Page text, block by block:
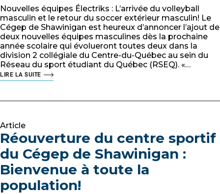
Nouvelles équipes Électriks : L’arrivée du volleyball
masculin et le retour du soccer extérieur masculin! Le
Cégep de Shawinigan est heureux d’annoncer l’ajout de
deux nouvelles équipes masculines dès la prochaine
année scolaire qui évolueront toutes deux dans la
division 2 collégiale du Centre-du-Québec au sein du
Réseau du sport étudiant du Québec (RSEQ). «…
LIRE LA SUITE
Article
Réouverture du centre sportif
du Cégep de Shawinigan :
Bienvenue à toute la
population!